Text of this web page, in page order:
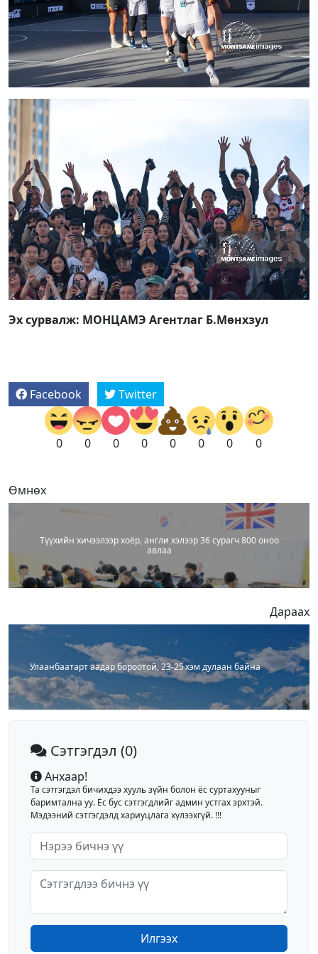
Эх сурвалж: МОНЦАМЭ Агентлаг Б.Мөнхзул
Facebook Twitter
0 0 0 0 0 0 0 0
Өмнөх
Түүхийн хичээлээр хоёр, англи хэлээр 36 сурагч 800 оноо
авлаа
Дараах
Улаанбаатарт аадар бороотой, 23-25 хэм дулаан байна
Сэтгэгдэл (0)
Анхаар!
Та сэтгэгдэл бичихдээ хууль зүйн болон ёс суртахууныг
баримтална уу. Ёс бус сэтгэгдлийг админ устгах эрхтэй.
Мэдээний сэтгэгдэлд хариуцлага хүлээхгүй. !!!
Илгээх